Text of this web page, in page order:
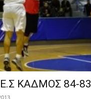
ΚΑΔΜΟΣ 84-83